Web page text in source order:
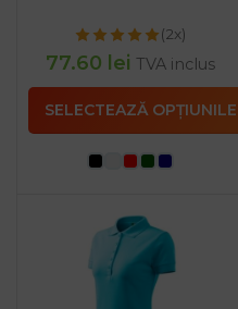
(2x)
77.60 lei TVA inclus
SELECTEAZĂ OPȚIUNILE